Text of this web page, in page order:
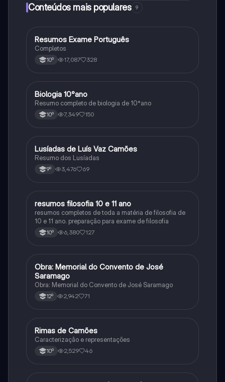
Conteúdos mais populares 9
Português
Resumos Exame Português
Completos
10º 17,087 328
Biologia
Biologia 10°ano
Resumo completo de biologia de 10°ano
10º 7,349 150
Português
Lusíadas de Luís Vaz Camões
Resumo dos Lusíadas
9º 3,476 69
Filosofia
resumos filosofia 10 e 11 ano
resumos completos de toda a matéria de filosofia de
10 e 11 ano. preparação para exame de filosofia
10º 6,380 127
Português
Obra: Memorial do Convento de José
Saramago
Obra: Memorial do Convento de José Saramago
12º 2,942 71
Português
Rimas de Camões
Caracterização e representações
10º 2,529 46